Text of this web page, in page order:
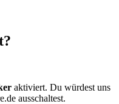
aktiviert. Du würdest uns
ausschaltest.